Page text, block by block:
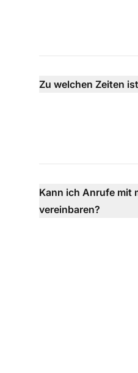
Zu welchen Zeiten
Kann ich Anrufe mit
vereinbaren?